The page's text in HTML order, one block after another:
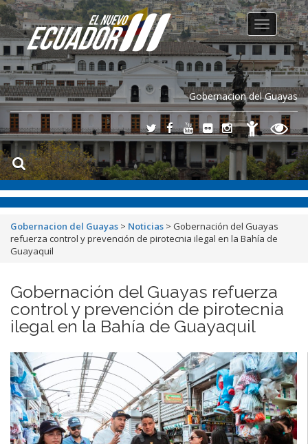
Gobernacion del Guayas
Toggle
navigation
Gobernacion del Guayas > Noticias > Gobernación del Guayas
refuerza control y prevención de pirotecnia ilegal en la Bahía de
Guayaquil
Gobernación del Guayas refuerza
control y prevención de pirotecnia
ilegal en la Bahía de Guayaquil